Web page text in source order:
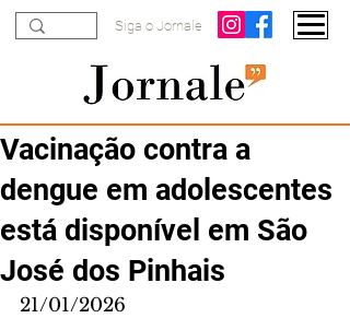
Siga o Jornale
Vacinação contra a
dengue em adolescentes
está disponível em São
José dos Pinhais
21/01/2026